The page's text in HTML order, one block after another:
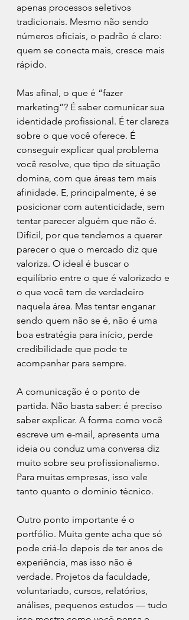
apenas processos seletivos
tradicionais. Mesmo não sendo
números oficiais, o padrão é claro:
quem se conecta mais, cresce mais
rápido.
Mas afinal, o que é “fazer
marketing”? É saber comunicar sua
identidade profissional. É ter clareza
sobre o que você oferece. É
conseguir explicar qual problema
você resolve, que tipo de situação
domina, com que áreas tem mais
afinidade. E, principalmente, é se
posicionar com autenticidade, sem
tentar parecer alguém que não é.
Difícil, por que tendemos a querer
parecer o que o mercado diz que
valoriza. O ideal é buscar o
equilíbrio entre o que é valorizado e
o que você tem de verdadeiro
naquela área. Mas tentar enganar
sendo quem não se é, não é uma
boa estratégia para início, perde
credibilidade que pode te
acompanhar para sempre.
A comunicação é o ponto de
partida. Não basta saber: é preciso
saber explicar. A forma como você
escreve um e-mail, apresenta uma
ideia ou conduz uma conversa diz
muito sobre seu profissionalismo.
Para muitas empresas, isso vale
tanto quanto o domínio técnico.
Outro ponto importante é o
portfólio. Muita gente acha que só
pode criá-lo depois de ter anos de
experiência, mas isso não é
verdade. Projetos da faculdade,
voluntariado, cursos, relatórios,
análises, pequenos estudos — tudo